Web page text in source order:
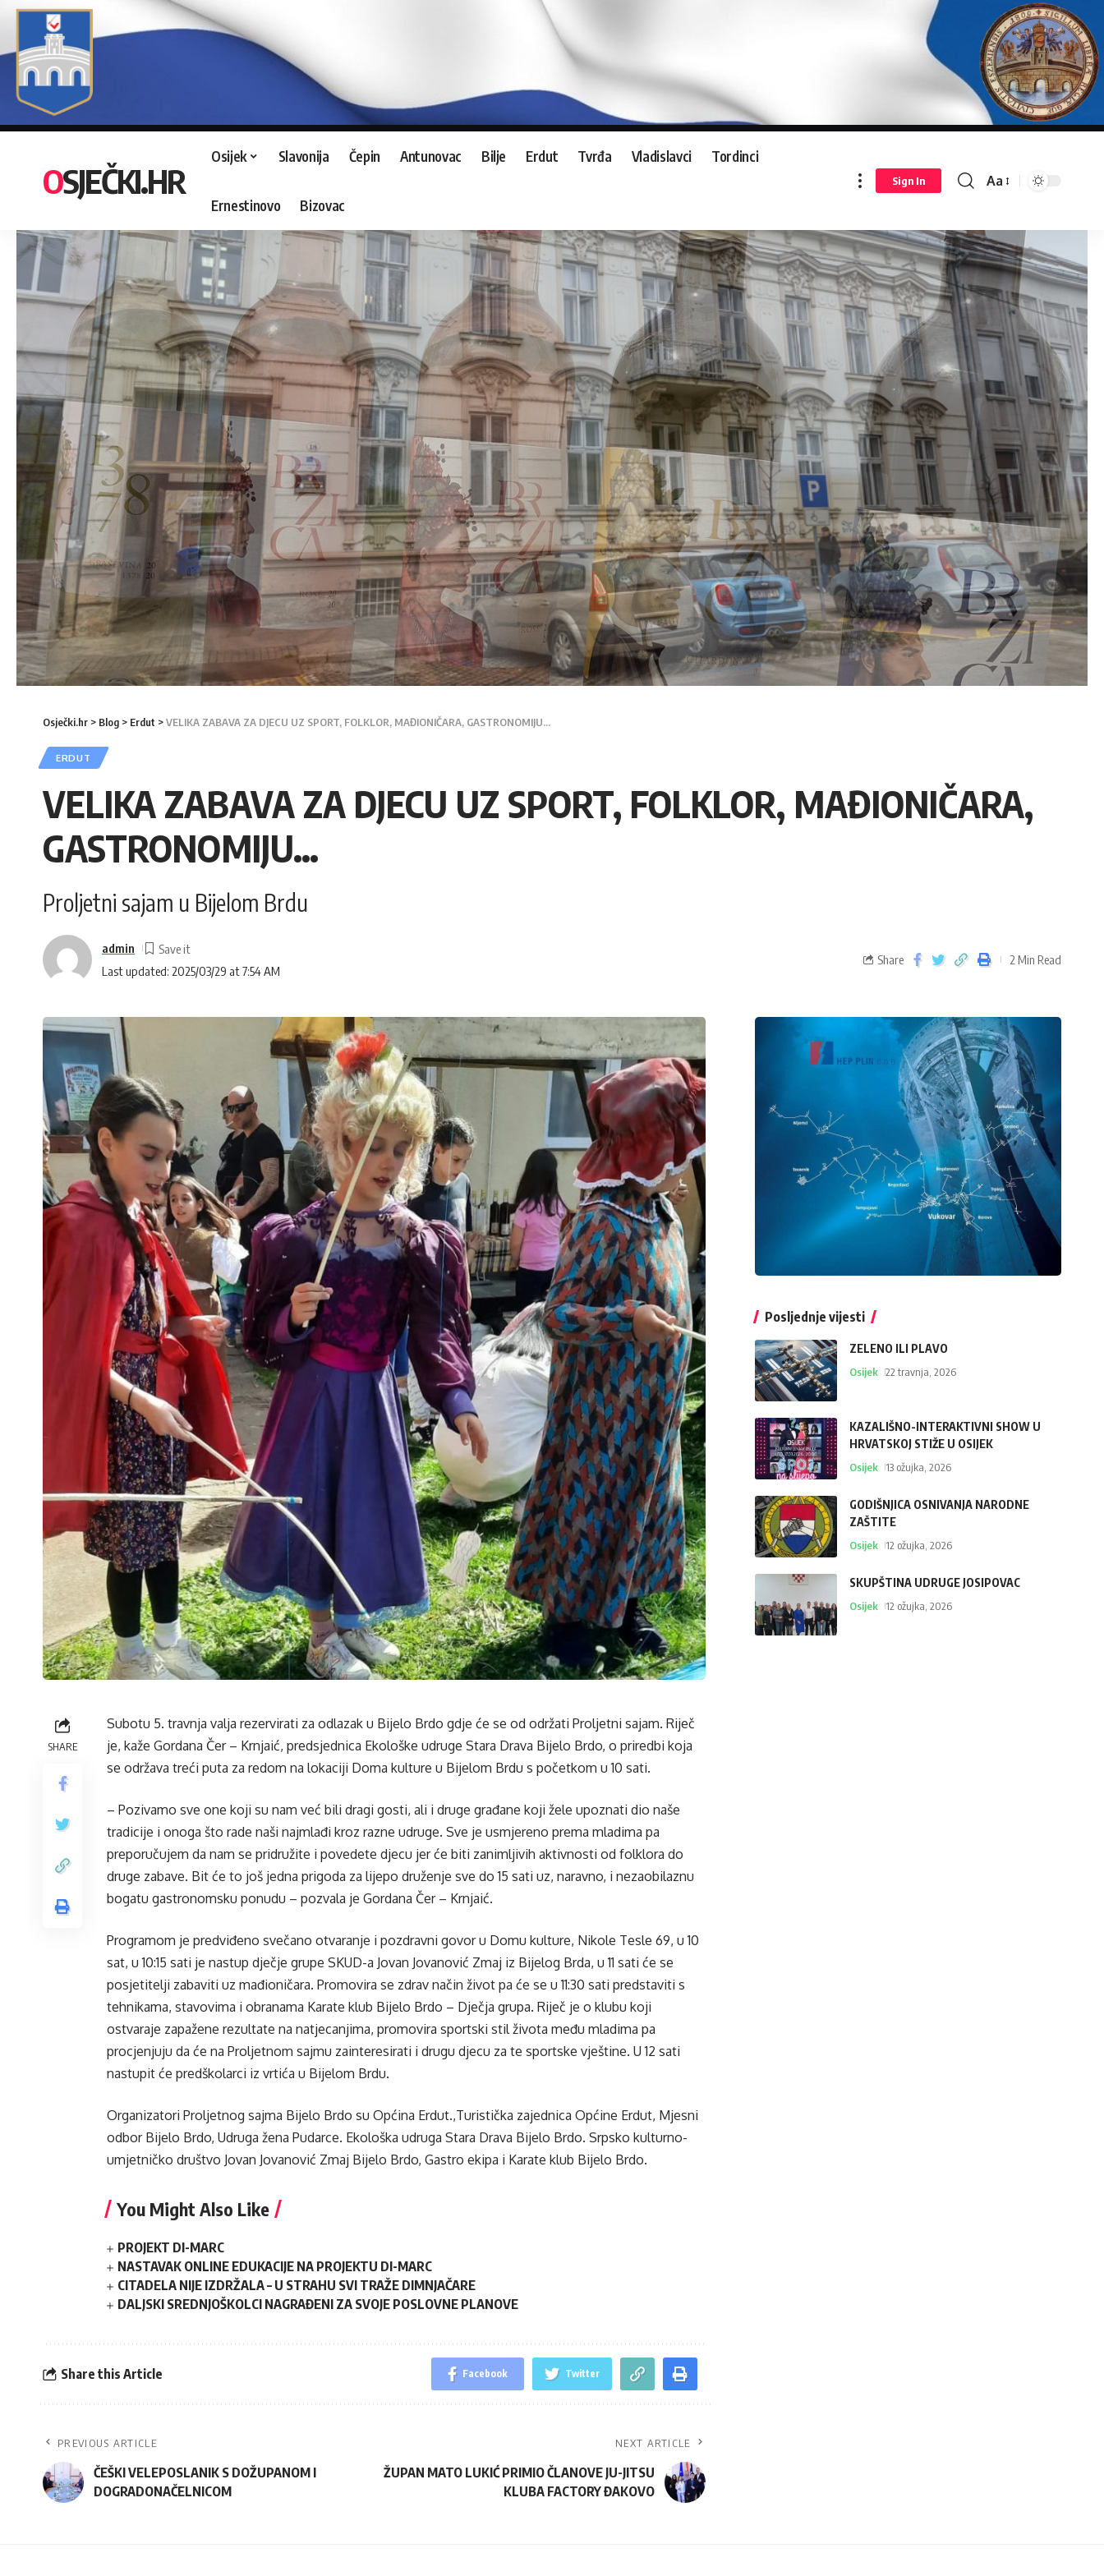
OSJEČKI.HR
Osijek Slavonija Čepin Antunovac Bilje Erdut Tvrđa Vladislavci Tordinci
Ernestinovo Bizovac
Sign In Aa
Osječki.hr > Blog > Erdut >VELIKA ZABAVA ZA DJECU UZ SPORT, FOLKLOR, MAĐIONIČARA, GASTRONOMIJU…
ERDUT
VELIKA ZABAVA ZA DJECU UZ SPORT, FOLKLOR, MAĐIONIČARA,
GASTRONOMIJU…
Proljetni sajam u Bijelom Brdu
Last updated: 2025/03/29 at 7:54 AM
admin
Share 2 Min Read
SHARE
Subotu 5. travnja valja rezervirati za odlazak u Bijelo Brdo gdje će se od održati Proljetni sajam. Riječ
je, kaže Gordana Čer – Krnjaić, predsjednica Ekološke udruge Stara Drava Bijelo Brdo, o priredbi koja
se održava treći puta za redom na lokaciji Doma kulture u Bijelom Brdu s početkom u 10 sati.
– Pozivamo sve one koji su nam već bili dragi gosti, ali i druge građane koji žele upoznati dio naše
tradicije i onoga što rade naši najmlađi kroz razne udruge. Sve je usmjereno prema mladima pa
preporučujem da nam se pridružite i povedete djecu jer će biti zanimljivih aktivnosti od folklora do
druge zabave. Bit će to još jedna prigoda za lijepo druženje sve do 15 sati uz, naravno, i nezaobilaznu
bogatu gastronomsku ponudu – pozvala je Gordana Čer – Krnjaić.
Programom je predviđeno svečano otvaranje i pozdravni govor u Domu kulture, Nikole Tesle 69, u 10
sat, u 10:15 sati je nastup dječje grupe SKUD-a Jovan Jovanović Zmaj iz Bijelog Brda, u 11 sati će se
posjetitelji zabaviti uz mađioničara. Promovira se zdrav način život pa će se u 11:30 sati predstaviti s
tehnikama, stavovima i obranama Karate klub Bijelo Brdo – Dječja grupa. Riječ je o klubu koji
ostvaraje zapažene rezultate na natjecanjima, promovira sportski stil života među mladima pa
procjenjuju da će na Proljetnom sajmu zainteresirati i drugu djecu za te sportske vještine. U 12 sati
nastupit će predškolarci iz vrtića u Bijelom Brdu.
Organizatori Proljetnog sajma Bijelo Brdo su Općina Erdut.,Turistička zajednica Općine Erdut, Mjesni
odbor Bijelo Brdo, Udruga žena Pudarce. Ekološka udruga Stara Drava Bijelo Brdo. Srpsko kulturno-
umjetničko društvo Jovan Jovanović Zmaj Bijelo Brdo, Gastro ekipa i Karate klub Bijelo Brdo.
You Might Also Like
PROJEKT DI-MARC
NASTAVAK ONLINE EDUKACIJE NA PROJEKTU DI-MARC
CITADELA NIJE IZDRŽALA – U STRAHU SVI TRAŽE DIMNJAČARE
DALJSKI SREDNJOŠKOLCI NAGRAĐENI ZA SVOJE POSLOVNE PLANOVE
Share this Article Facebook Twitter
PREVIOUS ARTICLE
ČEŠKI VELEPOSLANIK S DOŽUPANOM I
DOGRADONAČELNICOM
NEXT ARTICLE
ŽUPAN MATO LUKIĆ PRIMIO ČLANOVE JU-JITSU
KLUBA FACTORY ĐAKOVO
Posljednje vijesti
ZELENO ILI PLAVO
Osijek 22 travnja, 2026
KAZALIŠNO-INTERAKTIVNI SHOW U
HRVATSKOJ STIŽE U OSIJEK
Osijek 13 ožujka, 2026
GODIŠNJICA OSNIVANJA NARODNE
ZAŠTITE
Osijek 12 ožujka, 2026
SKUPŠTINA UDRUGE JOSIPOVAC
Osijek 12 ožujka, 2026